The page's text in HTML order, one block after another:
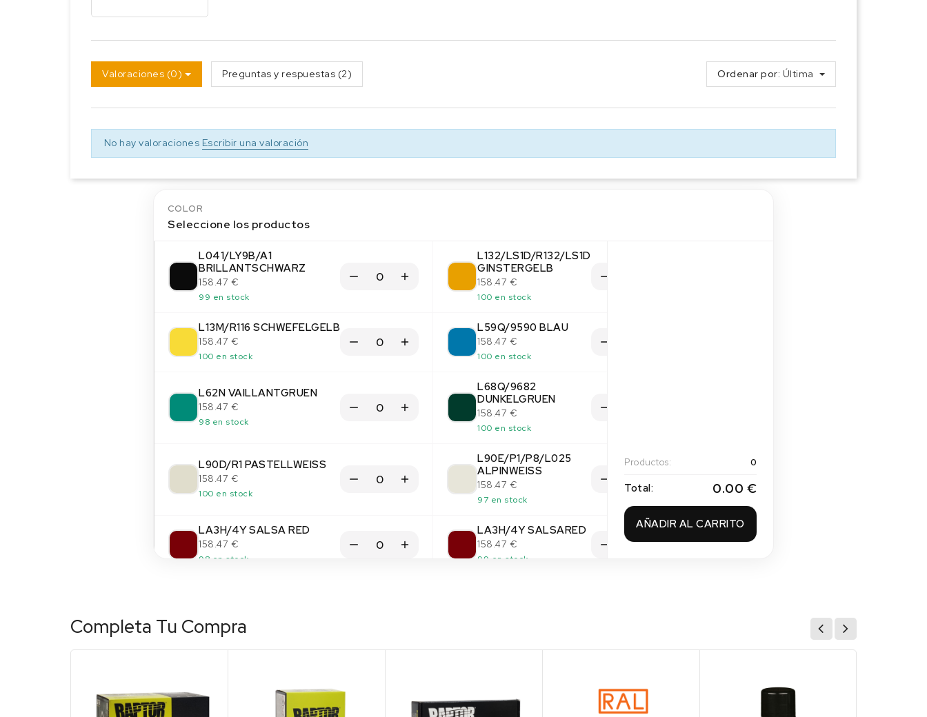
Valoraciones (0) Preguntas y respuestas (2) Ordenar por: Última
No hay valoraciones Escribir una valoración
COLOR
Seleccione los productos
L041/LY9B/A1
BRILLANTSCHWARZ
158.47 €
99 en stock
L132/LS1D/R132/LS1D
GINSTERGELB
158.47 €
100 en stock
L13M/R116 SCHWEFELGELB
158.47 €
100 en stock
L59Q/9590 BLAU
158.47 €
100 en stock
L62N VAILLANTGRUEN
158.47 €
98 en stock
L68Q/9682
DUNKELGRUEN
158.47 €
100 en stock
L90D/R1 PASTELLWEISS
158.47 €
100 en stock
L90E/P1/P8/L025
ALPINWEISS
158.47 €
97 en stock
LA3H/4Y SALSA RED
158.47 €
98 en stock
LA3H/4Y SALSARED
158.47 €
99 en stock
100 en stock
100 en stock
100 en stock
Productos: 0
Total: 0.00 €
AÑADIR AL CARRITO
Completa Tu Compra